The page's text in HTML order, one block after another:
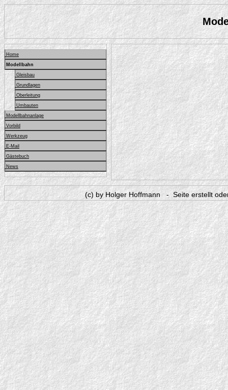
Home
Modellbahn
Gleisbau
Grundlagen
Oberleitung
Umbauten
Modellbahnanlage
Vorbild
Werkzeug
E-Mail
Gästebuch
News
(c) by Holger Hoffmann - Seite erstellt